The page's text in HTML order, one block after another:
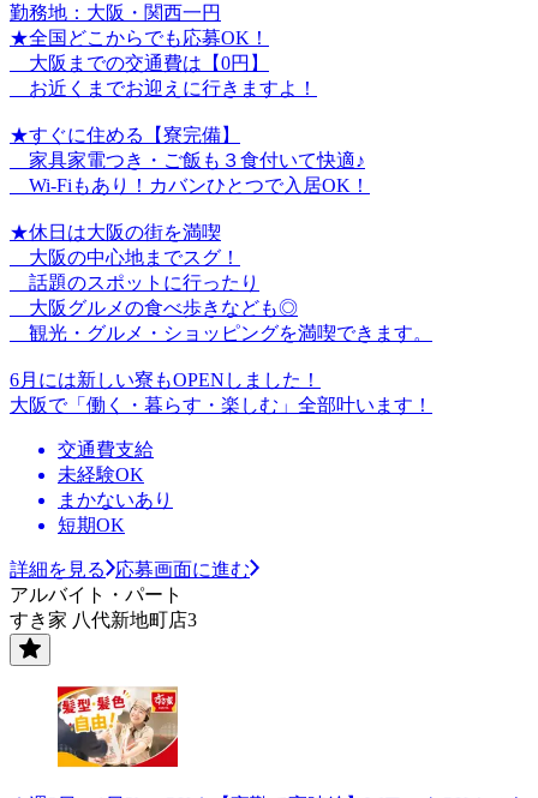
勤務地：大阪・関西一円
★全国どこからでも応募OK！
大阪までの交通費は【0円】
お近くまでお迎えに行きますよ！
★すぐに住める【寮完備】
家具家電つき・ご飯も３食付いて快適♪
Wi-Fiもあり！カバンひとつで入居OK！
★休日は大阪の街を満喫
大阪の中心地までスグ！
話題のスポットに行ったり
大阪グルメの食べ歩きなども◎
観光・グルメ・ショッピングを満喫できます。
6月には新しい寮もOPENしました！
大阪で「働く・暮らす・楽しむ」全部叶います！
交通費支給
未経験OK
まかないあり
短期OK
詳細を見る
応募画面に進む
アルバイト・パート
すき家 八代新地町店3